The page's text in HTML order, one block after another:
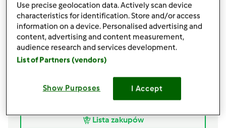
60gramówmleka,pełnotłustego
50gramów masła,niesolonego
160gramówserka kremowego,typu Philadelphia
lub Mascarpone lub sernikowy twaróg Deluxe z
50 gramówmąki pszennej,
być orkiszowa biała lub ziemniaczana
gramówcukru
Lista zakupów
Use precise geolocation data. Actively scan device
characteristics for identification. Store and/or access
information on a device. Personalised advertising and
content, advertising and content measurement,
audience research and services development.
List of Partners (vendors)
Show Purposes I Accept